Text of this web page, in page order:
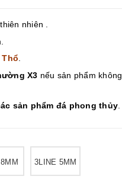
nhiên .
Thổ
X3 nếu sản phẩm không
sản phẩm đá phong thủy.
8MM 3LINE 5MM